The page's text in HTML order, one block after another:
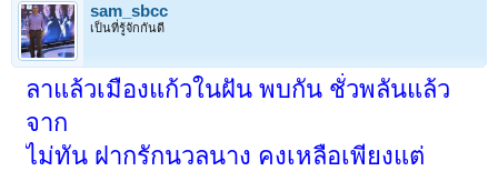
sam_sbcc
เป็นที่รู้จักกันดี
ลาแล้วเมืองแก้วในฝัน พบกัน ชั่วพลันแล้ว
จาก
ไม่ทัน ฝากรักนวลนาง คงเหลือเพียงแต่